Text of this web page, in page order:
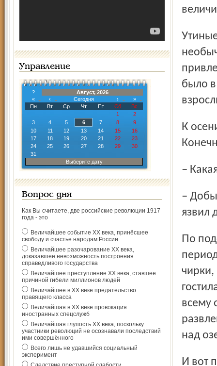
Управление
?
Август, 2026
«
‹ Сегодня ›
»
Пн
Вт Ср Чт Пт Сб
Вс
1
2
3
4 5 6 7 8
9
10
11 12 13 14 15
16
17
18 19 20 21 22
23
24
25 26 27 28 29
30
31
Выберите дату
Вопрос дня
Как Вы считаете, две российские революции 1917
года - это
Величайшее событие ХХ века, принёсшее
свободу и счастье народам России
Величайшее разочарование ХХ века,
доказавшее невозможность построения
справедливого государства
Величайшее преступление ХХ века, ставшее
причиной гибели миллионов людей
Величайшее в ХХ веке предательство
правящего класса
Величайшая в ХХ веке провокация
иностранных спецслужб
Величайшая глупость ХХ века, поскольку
участники революций не осознавали последствий
ими совершённого
Всего лишь не удавшийся социальный
эксперимент
Утиные стайки особенно красиво смотрелись на фоне
было
К осени утята повзрослели, сравнялись с родителями.
–
– Добыть бы одного-двух селезней да на сковородку, –
язвил
По подсчётам одной пенсионерки-биологички, в лучшие
всему
над
И вот птицы отправились на зимовку в дальнее и опасное